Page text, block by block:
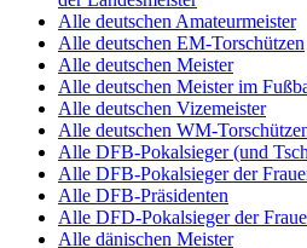
Alle deutschen Amateurmeister
Alle deutschen EM-Torschützen
Alle deutschen Meister
Alle deutschen Meister im
Alle deutschen Vizemeister
Alle deutschen WM-
Alle DFB-Pokalsieger (und
Alle DFB-Pokalsieger der
Alle DFB-Präsidenten
Alle DFD-Pokalsieger der
Alle dänischen Meister